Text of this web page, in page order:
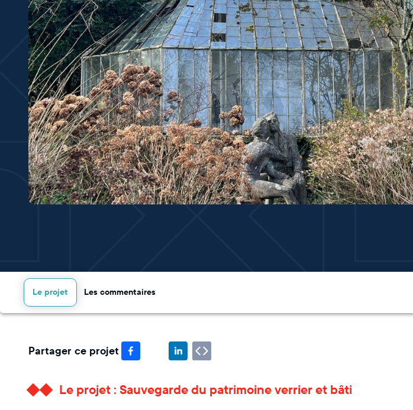
Le projet Les commentaires
Partager ce projet
Le projet : Sauvegarde du patrimoine verrier et bâti